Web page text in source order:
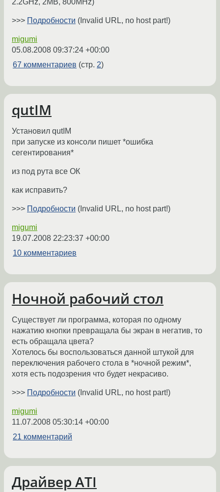
>>> Подробности (Invalid URL, no host part!)
migumi
05.08.2008 09:37:24 +00:00
67 комментариев (стр. 2)
qutIM
Установил qutIM
при запуске из консоли пишет *ошибка
сегентирования*
из под рута все ОК
как исправить?
>>> Подробности (Invalid URL, no host part!)
migumi
19.07.2008 22:23:37 +00:00
10 комментариев
Ночной рабочий стол
Существует ли программа, которая по одному
нажатию кнопки превращала бы экран в негатив, то
есть обращала цвета?
Хотелось бы воспользоваться данной штукой для
переключения рабочего стола в *ночной режим*,
хотя есть подозрения что будет некрасиво.
>>> Подробности (Invalid URL, no host part!)
migumi
11.07.2008 05:30:14 +00:00
21 комментарий
Драйвер ATI